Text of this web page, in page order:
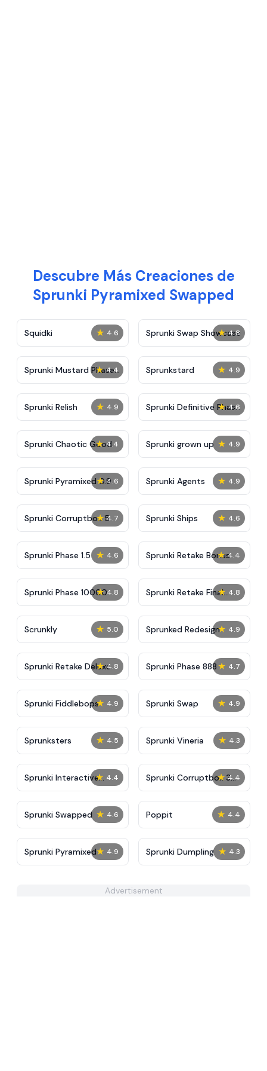
Descubre Más Creaciones de
Sprunki Pyramixed Swapped
★ 4.6
Squidki ★ 4.8
Sprunki Swap Showcase
★ 4.4
Sprunki Mustard Phase
2
★ 4.9
Sprunkstard
★ 4.9
Sprunki Relish ★ 4.6
Sprunki Definitive Phase
7
★ 4.4
Sprunki Chaotic Good ★ 4.9
Sprunki grown up
★ 4.6
Sprunki Pyramixed 0.9 ★ 4.9
Sprunki Agents
★ 4.7
Sprunki Corruptbox 5 ★ 4.6
Sprunki Ships
★ 4.6
Sprunki Phase 1.5 ★ 4.4
Sprunki Retake Bonus
★ 4.8
Sprunki Phase 10000 ★ 4.8
Sprunki Retake Final
Update
★ 5.0
Scrunkly ★ 4.9
Sprunked Redesign
★ 4.8
Sprunki Retake Deluxe ★ 4.7
Sprunki Phase 888
★ 4.9
Sprunki Fiddlebops ★ 4.9
Sprunki Swap
★ 4.5
Sprunksters ★ 4.3
Sprunki Vineria
★ 4.4
Sprunki Interactive
Tunner
★ 4.4
Sprunki Corruptbox 3
Remake
★ 4.6
Sprunki Swapped ★ 4.4
Poppit​
★ 4.9
Sprunki Pyramixed ★ 4.3
Sprunki Dumpling
Advertisement